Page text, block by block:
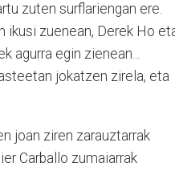
zuten surflariengan ere.
ikusi zuenean, Derek Ho
agurra egin zienean...
jokatzen zirela, eta
joan ziren zarauztarrak
Carballo zumaiarrak